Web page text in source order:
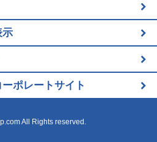
示
ポレートサイト
All Rights reserved.